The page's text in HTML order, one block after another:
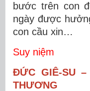
bước trên con
ngày được
con cầu xin…
Suy niệm
ĐỨC GIÊ-SU –
THƯƠNG